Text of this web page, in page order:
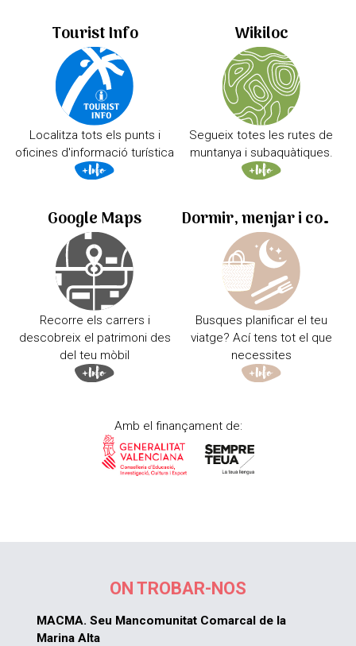
Tourist Info
Localitza tots els punts i
oficines d'informació turística
Wikiloc
Segueix totes les rutes de
muntanya i subaquàtiques.
Google Maps
Recorre els carrers i
descobreix el patrimoni des
del teu mòbil
Dormir, menjar i comprar
Busques planificar el teu
viatge? Ací tens tot el que
necessites
Amb el finançament de:
ON TROBAR-NOS
MACMA. Seu Mancomunitat Comarcal de la
Marina Alta